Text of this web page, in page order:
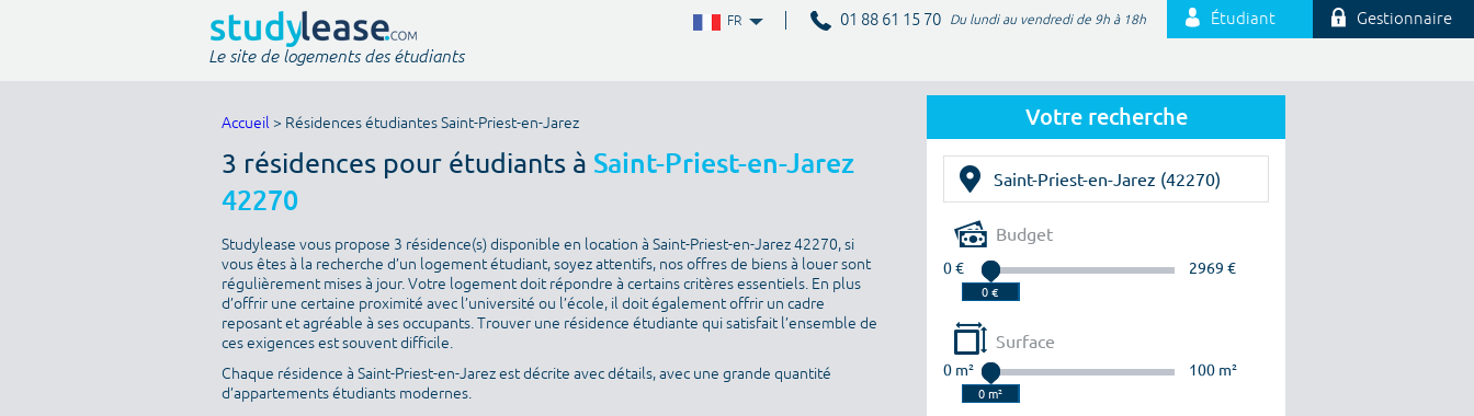
FR 01 88 61 15 70 Du lundi au vendredi de 9h à 18h Étudiant Gestionnaire
Le site de logements des étudiants
Votre recherche
Budget
0 € 2969 €
Surface
0 m² 100 m²
Accueil > Résidences étudiantes Saint-Priest-en-Jarez
3 résidences pour étudiants à Saint-Priest-en-Jarez
42270
Studylease vous propose 3 résidence(s) disponible en location à Saint-Priest-en-Jarez 42270, si
vous êtes à la recherche d’un logement étudiant, soyez attentifs, nos offres de biens à louer sont
régulièrement mises à jour. Votre logement doit répondre à certains critères essentiels. En plus
d’offrir une certaine proximité avec l’université ou l’école, il doit également offrir un cadre
reposant et agréable à ses occupants. Trouver une résidence étudiante qui satisfait l’ensemble de
ces exigences est souvent difficile.
Chaque résidence à Saint-Priest-en-Jarez est décrite avec détails, avec une grande quantité
d’appartements étudiants modernes.